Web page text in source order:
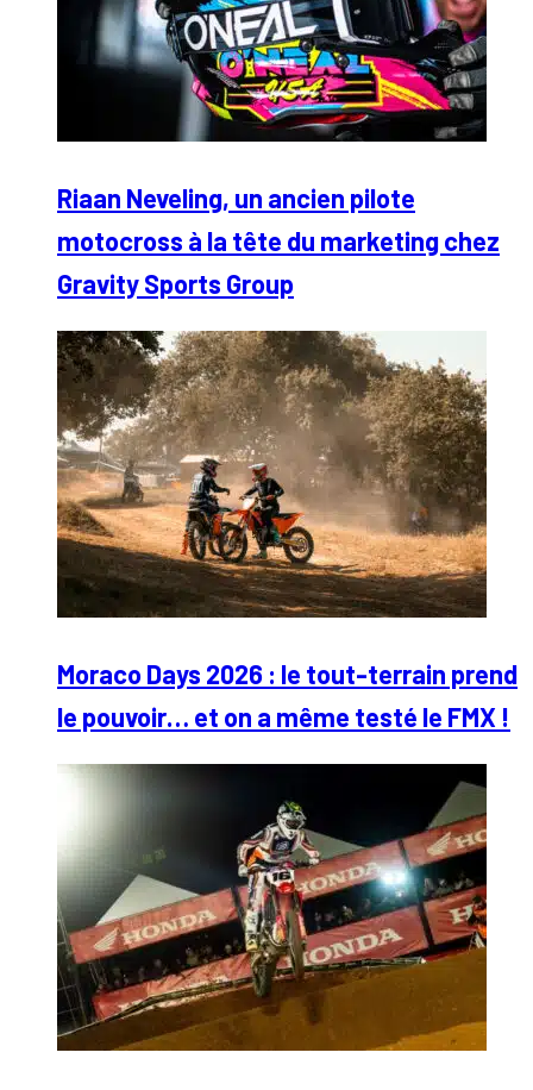
Riaan Neveling, un ancien pilote
motocross à la tête du marketing chez
Gravity Sports Group
Moraco Days 2026 : le tout-terrain prend
le pouvoir… et on a même testé le FMX !